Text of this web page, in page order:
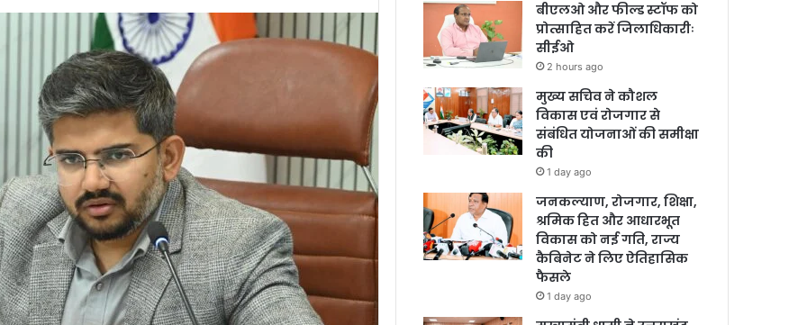
बीएलओ और फील्ड स्टॉफ को
प्रोत्साहित करें जिलाधिकारीः
सीईओ
2 hours ago
मुख्य सचिव ने कौशल
विकास एवं रोजगार से
संबंधित योजनाओं की समीक्षा
की
1 day ago
जनकल्याण, रोजगार, शिक्षा,
श्रमिक हित और आधारभूत
विकास को नई गति, राज्य
कैबिनेट ने लिए ऐतिहासिक
फैसले
1 day ago